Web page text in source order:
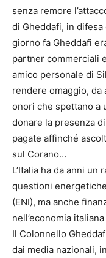
senza remore
di Gheddafi, in
giorno fa Gheddafi
partner commerciali
amico personale di
rendere omaggio, da
onori che spettano a
donare la presenza
pagate affinché
sul Corano…
L’Italia ha da anni
questioni
(ENI), ma anche
nell’economia
Il Colonnello
dai media nazionali,